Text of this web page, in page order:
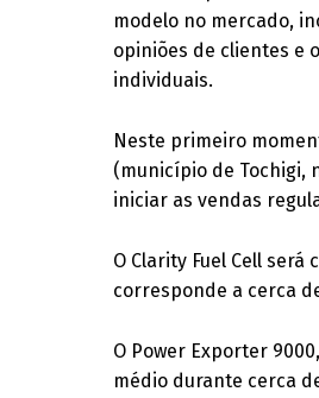
modelo no mercado,
opiniões de clientes e
individuais.
Neste primeiro
(município de Tochigi,
iniciar as vendas
O Clarity Fuel Cell
corresponde a cerca
O Power Exporter
médio durante cerca